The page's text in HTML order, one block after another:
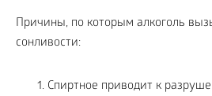
Причины, по которым алкоголь
сонливости:
Спиртное приводит к